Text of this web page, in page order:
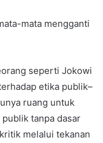
mata mengganti
seperti Jokowi
etika publik–
ruang untuk
tanpa dasar
melalui tekanan